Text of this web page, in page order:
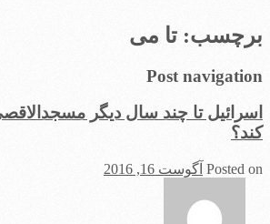
برچسب: تا می
Post navigation
اسرائیل تا چند سال دیگر
کند؟
Posted on آگوست 16, 2016